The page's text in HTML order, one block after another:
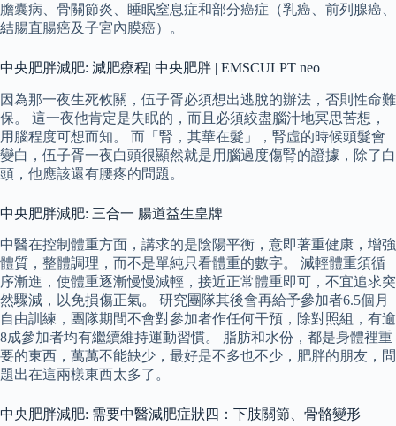
膽囊病、骨關節炎、睡眠窒息症和部分癌症（乳癌、前列腺癌、
結腸直腸癌及子宮內膜癌）。
中央肥胖減肥: 減肥療程| 中央肥胖 | EMSCULPT neo
因為那一夜生死攸關，伍子胥必須想出逃脫的辦法，否則性命難
保。 這一夜他肯定是失眠的，而且必須絞盡腦汁地冥思苦想，
用腦程度可想而知。 而「腎，其華在髮」，腎虛的時候頭髮會
變白，伍子胥一夜白頭很顯然就是用腦過度傷腎的證據，除了白
頭，他應該還有腰疼的問題。
中央肥胖減肥: 三合一 腸道益生皇牌
中醫在控制體重方面，講求的是陰陽平衡，意即著重健康，增強
體質，整體調理，而不是單純只看體重的數字。 減輕體重須循
序漸進，使體重逐漸慢慢減輕，接近正常體重即可，不宜追求突
然驟減，以免損傷正氣。 研究團隊其後會再給予參加者6.5個月
自由訓練，團隊期間不會對參加者作任何干預，除對照組，有逾
8成參加者均有繼續維持運動習慣。 脂肪和水份，都是身體裡重
要的東西，萬萬不能缺少，最好是不多也不少，肥胖的朋友，問
題出在這兩樣東西太多了。
中央肥胖減肥: 需要中醫減肥症狀四：下肢關節、骨骼變形